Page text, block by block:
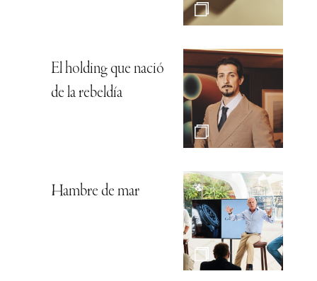
El holding que nació
de la rebeldía
Hambre de mar